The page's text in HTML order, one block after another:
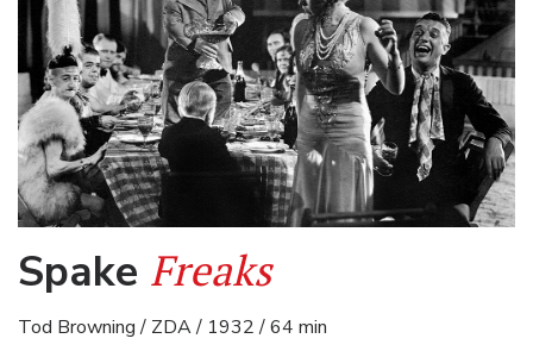
Spake Freaks
Tod Browning / ZDA / 1932 / 64 min